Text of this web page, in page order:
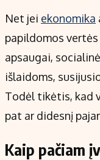
Net jei ekonomika
papildomos
apsaugai,
išlaidoms,
Todėl tikėtis, kad
pat ar didesnį
Kaip pačiam